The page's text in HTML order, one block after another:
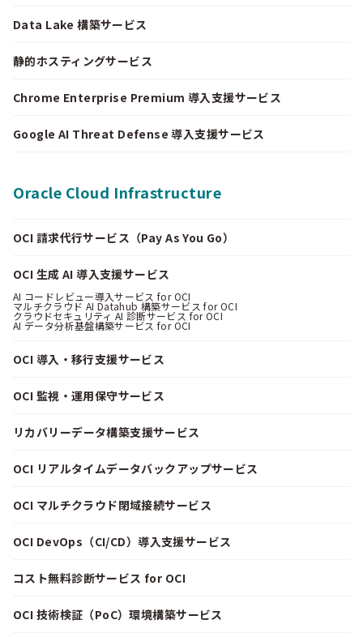
Data Lake 構築サービス
静的ホスティングサービス
Chrome Enterprise Premium 導入支援サービス
Google AI Threat Defense 導入支援サービス
Oracle Cloud Infrastructure
OCI 請求代行サービス（Pay As You Go）
OCI 生成 AI 導入支援サービス
AI コードレビュー導入サービス for OCI
マルチクラウド AI Datahub 構築サービス for OCI
クラウドセキュリティ AI 診断サービス for OCI
AI データ分析基盤構築サービス for OCI
OCI 導入・移行支援サービス
OCI 監視・運用保守サービス
リカバリーデータ構築支援サービス
OCI リアルタイムデータバックアップサービス
OCI マルチクラウド閉域接続サービス
OCI DevOps（CI/CD）導入支援サービス
コスト無料診断サービス for OCI
OCI 技術検証（PoC）環境構築サービス